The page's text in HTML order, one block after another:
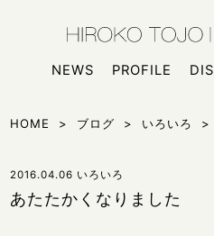
NEWS
PROFILE
HOME > ブログ > いろいろ >
2016.04.06 いろいろ
あたたかくなりました